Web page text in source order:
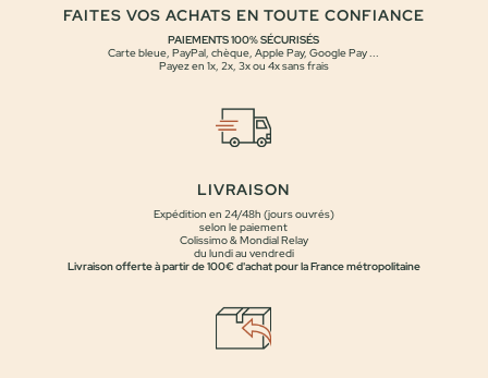
FAITES VOS ACHATS EN TOUTE CONFIANCE
PAIEMENTS 100% SÉCURISÉS
Carte bleue, PayPal, chèque, Apple Pay, Google Pay ...
Payez en 1x, 2x, 3x ou 4x sans frais
LIVRAISON
Expédition en 24/48h (jours ouvrés)
selon le paiement
Colissimo & Mondial Relay
du lundi au vendredi
Livraison offerte à partir de 100€ d'achat pour la France métropolitaine